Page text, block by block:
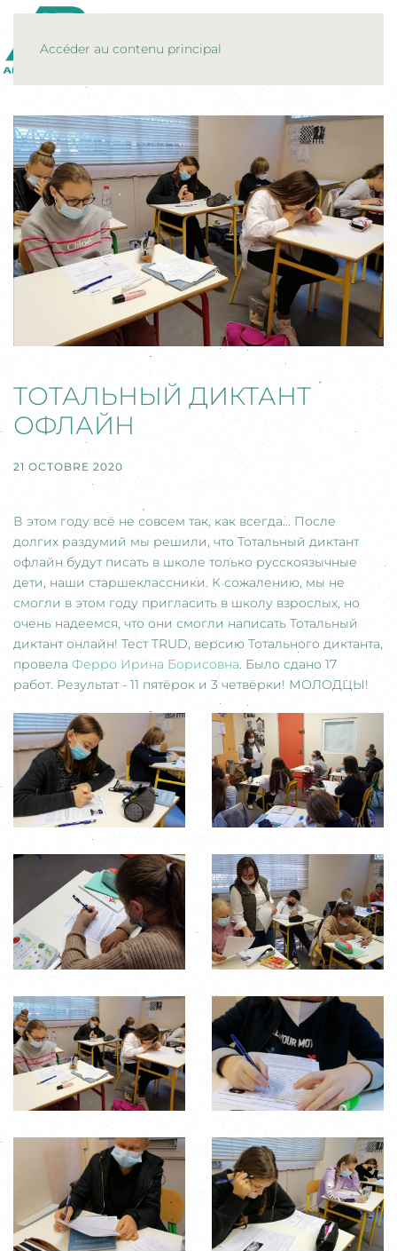
Accéder au contenu principal
ТОТАЛЬНЫЙ ДИКТАНТ
ОФЛАЙН
21 OCTOBRE 2020
В этом году всё не совсем так, как всегда... После
долгих раздумий мы решили, что Тотальный диктант
офлайн будут писать в школе только русскоязычные
дети, наши старшеклассники. К сожалению, мы не
смогли в этом году пригласить в школу взрослых, но
очень надеемся, что они смогли написать Тотальный
диктант онлайн! Тест TRUD, версию Тотального диктанта,
провела Ферро Ирина Борисовна. Было сдано 17
работ. Результат - 11 пятёрок и 3 четвёрки! МОЛОДЦЫ!